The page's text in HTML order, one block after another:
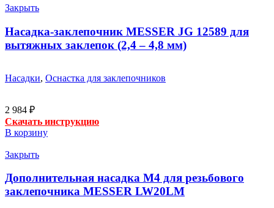
Закрыть
Насадка-заклепочник MESSER JG 12589 для
вытяжных заклепок (2,4 – 4,8 мм)
Насадки, Оснастка для заклепочников
2 984 ₽
Скачать инструкцию
В корзину
Закрыть
Дополнительная насадка M4 для резьбового
заклепочника MESSER LW20LM